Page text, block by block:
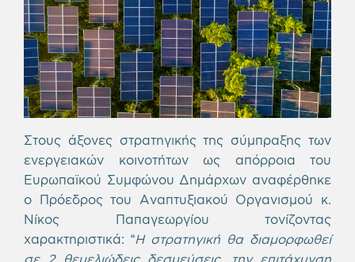
Στους άξονες στρατηγικής της σύμπραξης των
ενεργειακών κοινοτήτων ως απόρροια του
Ευρωπαϊκού Συμφώνου Δημάρχων αναφέρθηκε
ο Πρόεδρος του Αναπτυξιακού Οργανισμού κ.
Νίκος Παπαγεωργίου τονίζοντας
χαρακτηριστικά: “H στρατηγική θα διαμορφωθεί
σε 2 θεμελιώδεις δεσμεύσεις, την επιτάχυνση